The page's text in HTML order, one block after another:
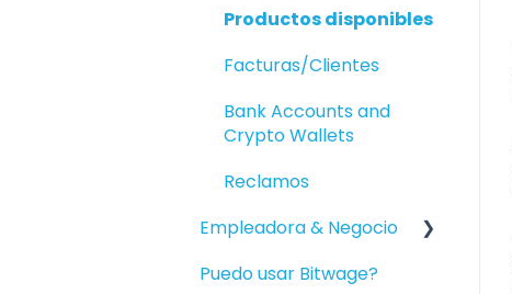
Productos disponibles
Facturas/Clientes
Bank Accounts and
Crypto Wallets
Reclamos
Empleadora & Negocio
Empezando
Puedo usar Bitwage?